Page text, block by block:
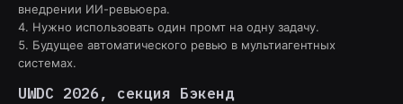
внедрении ИИ-ревьюера.
4. Нужно использовать один промт на одну задачу.
5. Будущее автоматического ревью в мультиагентных
системах.
UWDC 2026, секция Бэкенд